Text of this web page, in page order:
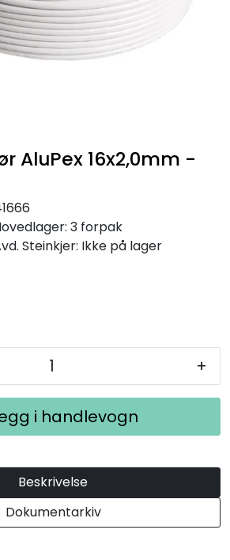
AluPex 16x2,0mm -
3 forpak
Steinkjer: Ikke på lager
+
i handlevogn
Beskrivelse
Dokumentarkiv